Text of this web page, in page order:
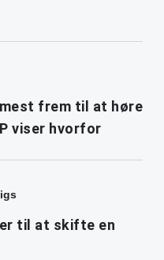
frem til at høre
viser hvorfor
til at skifte en